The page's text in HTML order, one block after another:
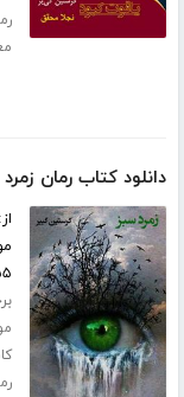
دانلود کتاب رمان